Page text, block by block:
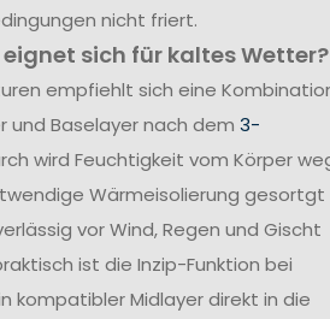
nicht friert.
sich für kaltes Wetter?
empfiehlt sich eine
und Baselayer nach dem 3-
wird Feuchtigkeit vom Körper
Wärmeisolierung gesortgt
vor Wind, Regen und Gischt
ist die Inzip-Funktion bei
kompatibler Midlayer direkt in die